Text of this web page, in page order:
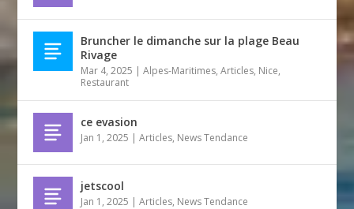
Bruncher le dimanche sur la plage Beau
Rivage
Mar 4, 2025 |Alpes-Maritimes,Articles, Nice,
Restaurant
ce evasion
Jan 1, 2025 |Articles, News Tendance
jetscool
Jan 1, 2025 |Articles, News Tendance